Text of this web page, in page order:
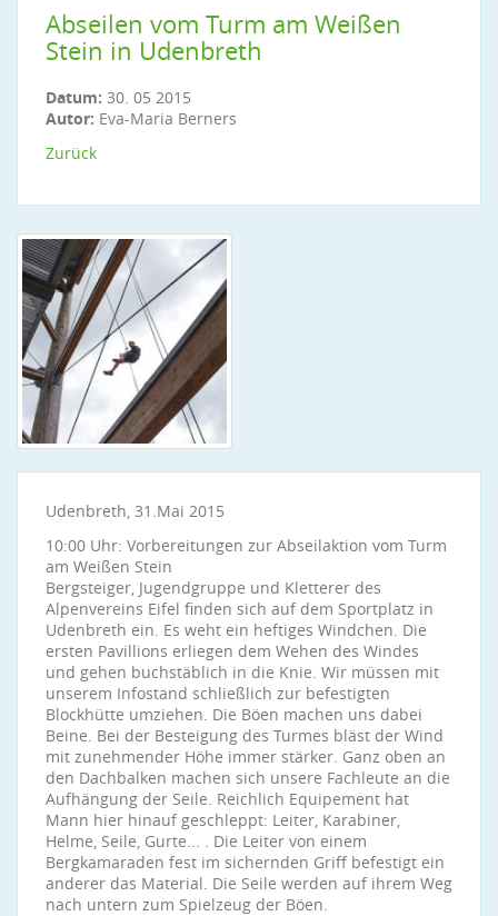
Abseilen vom Turm am Weißen
Stein in Udenbreth
Datum: 30. 05 2015
Autor: Eva-Maria Berners
Zurück
Udenbreth, 31.Mai 2015
10:00 Uhr: Vorbereitungen zur Abseilaktion vom Turm
am Weißen Stein
Bergsteiger, Jugendgruppe und Kletterer des
Alpenvereins Eifel finden sich auf dem Sportplatz in
Udenbreth ein. Es weht ein heftiges Windchen. Die
ersten Pavillions erliegen dem Wehen des Windes
und gehen buchstäblich in die Knie. Wir müssen mit
unserem Infostand schließlich zur befestigten
Blockhütte umziehen. Die Böen machen uns dabei
Beine. Bei der Besteigung des Turmes bläst der Wind
mit zunehmender Höhe immer stärker. Ganz oben an
den Dachbalken machen sich unsere Fachleute an die
Aufhängung der Seile. Reichlich Equipement hat
Mann hier hinauf geschleppt: Leiter, Karabiner,
Helme, Seile, Gurte... . Die Leiter von einem
Bergkamaraden fest im sichernden Griff befestigt ein
anderer das Material. Die Seile werden auf ihrem Weg
nach untern zum Spielzeug der Böen.